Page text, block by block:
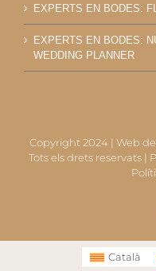
EXPERTS EN BODES:
EXPERTS EN BODES:
WEDDING PLANNER
Copyright 2024 | Web
Tots els drets reservats |
Català